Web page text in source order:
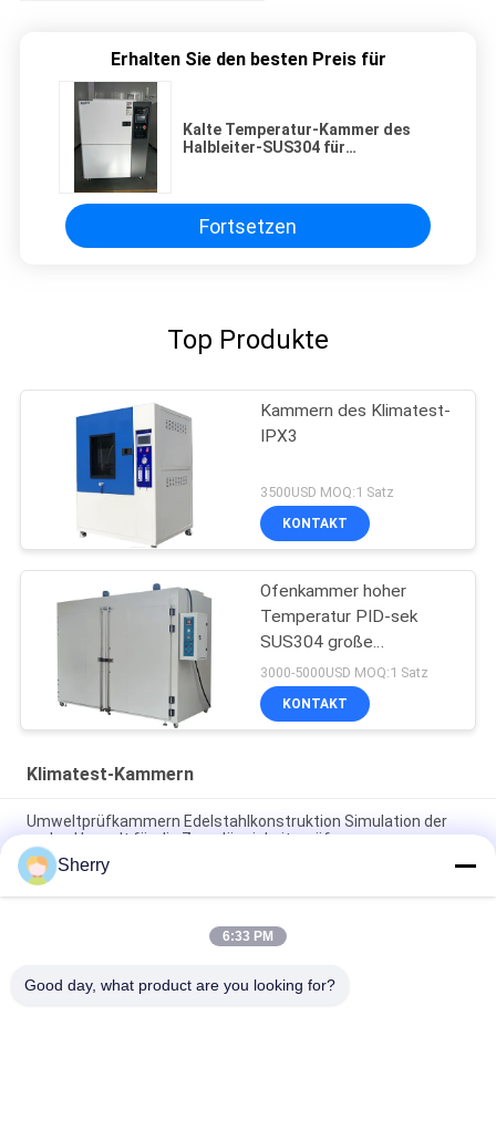
Erhalten Sie den besten Preis für
Kalte Temperatur-Kammer des
Halbleiter-SUS304 für
Fortsetzen
Top Produkte
Kammern des Klimatest-
IPX3
3500USD MOQ:1 Satz
KONTAKT
Ofenkammer hoher
Temperatur PID-sek
SUS304 große
trocknende Oven
Industrial
3000-5000USD MOQ:1 Satz
KONTAKT
Klimatest-Kammern
Umweltprüfkammern Edelstahlkonstruktion Simulation der
realen Umwelt für die Zuverlässigkeitsprüfung
Klimatisierte Prüfkammern Temperaturgleichmäßigkeit ±1°C
Anpassbar Verfügbar
Umweltprüfkammern Großer Temperaturbereich
Sherry
6:33 PM
Good day, what product are you looking for?